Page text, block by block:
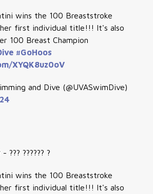
wins the 100 Breaststroke
first individual title!!! It's also
100 Breast Champion
#GoHoos
XYQK8uz0oV
and Dive (@UVASwimDive)
- ??? ?????? ?
wins the 100 Breaststroke
first individual title!!! It's also